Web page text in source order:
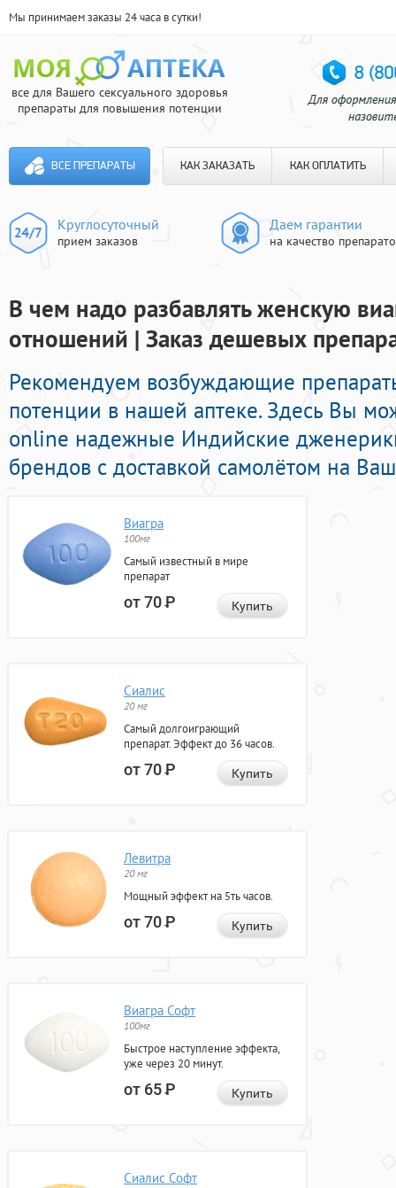
Мы принимаем заказы 24 часа в сутки!
все для Вашего сексуального здоровья
препараты для повышения потенции
ВСЕ ПРЕПАРАТЫ КАК ЗАКАЗАТЬ КАК ОПЛАТИТЬ
Круглосуточный
прием заказов
Даем гарантии
на качество
В чем надо разбавлять женскую
отношений | Заказ дешевых
Рекомендуем возбуждающие
потенции в нашей аптеке. Здесь Вы
online надежные Индийские
брендов с доставкой самолётом на
Виагра
100мг
Самый известный в мире
препарат
от 70Р Купить
Сиалис
20 мг
Самый долгоиграющий
препарат. Эффект до 36 часов.
от 70Р Купить
Левитра
20 мг
Мощный эффект на 5ть часов.
от 70Р Купить
Виагра Софт
100мг
Быстрое наступление эффекта,
уже через 20 минут.
от 65Р Купить
Сиалис Софт